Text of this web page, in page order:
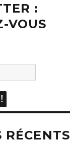
:
VOUS
RÉCENTS